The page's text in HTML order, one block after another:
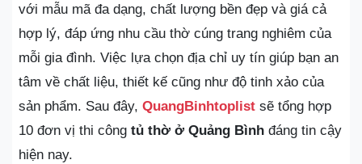
với mẫu mã đa dạng, chất lượng bền đẹp và giá cả
hợp lý, đáp ứng nhu cầu thờ cúng trang nghiêm của
mỗi gia đình. Việc lựa chọn địa chỉ uy tín giúp bạn an
tâm về chất liệu, thiết kế cũng như độ tinh xảo của
sản phẩm. Sau đây, QuangBinhtoplist sẽ tổng hợp
10 đơn vị thi công tủ thờ ở Quảng Bình đáng tin cậy
hiện nay.